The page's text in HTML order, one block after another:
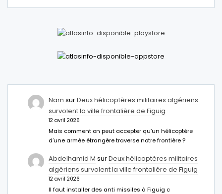
Nam surDeux hélicoptères militaires algériens
survolent la ville frontalière de Figuig
12 avril 2026
Mais comment on peut accepter qu’un hélicoptère
d’une armée étrangère traverse notre frontière ?
Abdelhamid M surDeux hélicoptères militaires
algériens survolent la ville frontalière de Figuig
12 avril 2026
Il faut installer des anti missiles à Figuig c